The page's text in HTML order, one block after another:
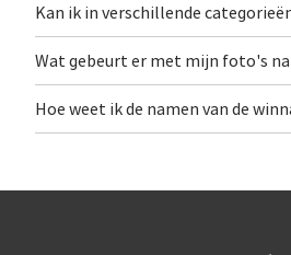
Kan ik in verschillende
Wat gebeurt er met mijn foto's na
Hoe weet ik de namen van de